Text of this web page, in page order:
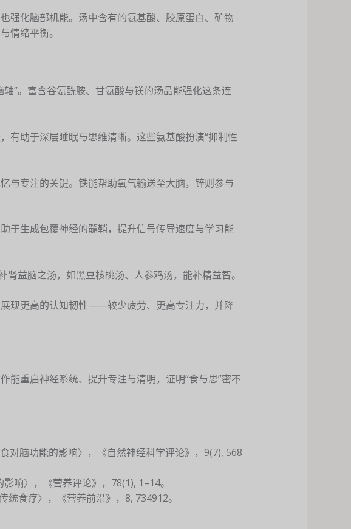
强化脑部机能。汤中含有的氨基酸、胶原蛋白、矿物
情绪平衡。
”。富含谷氨酰胺、甘氨酸与镁的汤品能强化这条连
有助于深层睡眠与思维清晰。这些氨基酸扮演“抑制性
与专注的关键。铁能帮助氧气输送至大脑，锌则参与
于生成包覆神经的髓鞘，提升信号传导速度与学习能
肾益脑之汤，如黑豆核桃汤、人参鸡汤，能补精益智。
现更高的认知韧性——较少疲劳、更高专注力，并降
能重启神经系统、提升专注与清明，证明“食与思”密不
对脑功能的影响〉，《自然神经科学评论》，9(7), 568
响〉，《营养评论》，78(1), 1–14。
统食疗〉，《营养前沿》，8, 734912。